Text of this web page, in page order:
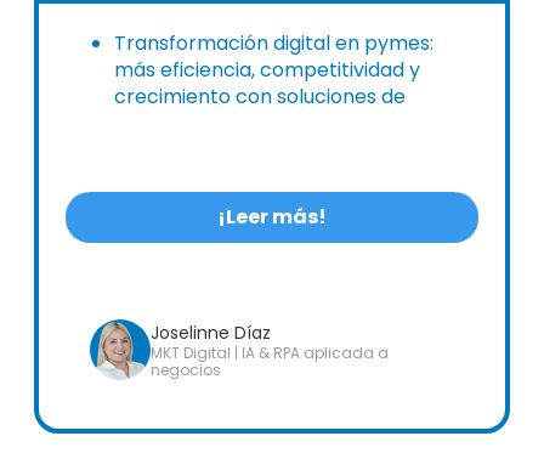
Transformación digital en pymes:
más eficiencia, competitividad y
crecimiento con soluciones de
¡Leer más!
Joselinne Díaz
MKT Digital | IA & RPA aplicada a
negocios